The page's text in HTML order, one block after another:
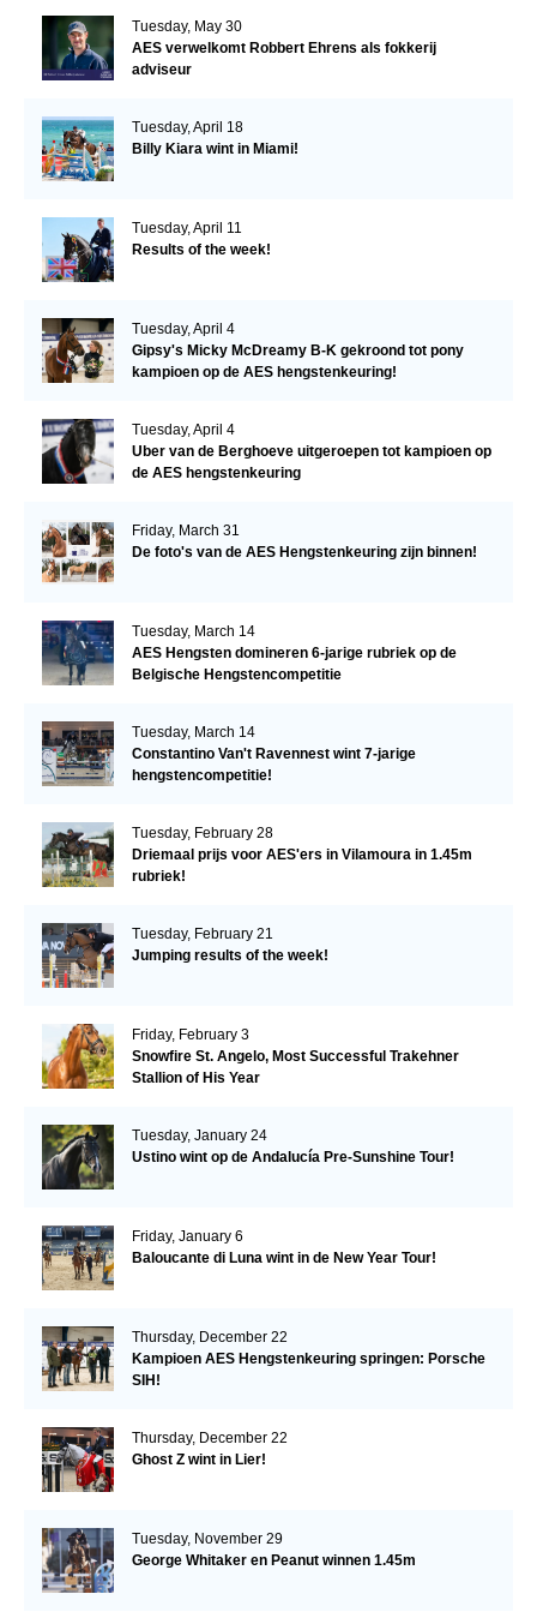
Tuesday, May 30
AES verwelkomt Robbert Ehrens als fokkerij
adviseur
Tuesday, April 18
Billy Kiara wint in Miami!
Tuesday, April 11
Results of the week!
Tuesday, April 4
Gipsy's Micky McDreamy B-K gekroond tot pony
kampioen op de AES hengstenkeuring!
Tuesday, April 4
Uber van de Berghoeve uitgeroepen tot kampioen op
de AES hengstenkeuring
Friday, March 31
De foto's van de AES Hengstenkeuring zijn binnen!
Tuesday, March 14
AES Hengsten domineren 6-jarige rubriek op de
Belgische Hengstencompetitie
Tuesday, March 14
Constantino Van't Ravennest wint 7-jarige
hengstencompetitie!
Tuesday, February 28
Driemaal prijs voor AES'ers in Vilamoura in 1.45m
rubriek!
Tuesday, February 21
Jumping results of the week!
Friday, February 3
Snowfire St. Angelo, Most Successful Trakehner
Stallion of His Year
Tuesday, January 24
Ustino wint op de Andalucía Pre-Sunshine Tour!
Friday, January 6
Baloucante di Luna wint in de New Year Tour!
Thursday, December 22
Kampioen AES Hengstenkeuring springen: Porsche
SIH!
Thursday, December 22
Ghost Z wint in Lier!
Tuesday, November 29
George Whitaker en Peanut winnen 1.45m